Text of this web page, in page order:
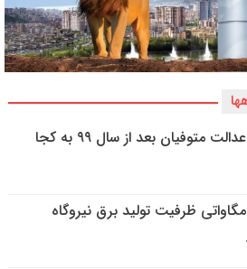
انتقال سهام عدالت متوفیان بعد از سال ۹۹ به کجا
افزایش ۶۰۰ مگاواتی ظرفیت تولید برق نیروگاه